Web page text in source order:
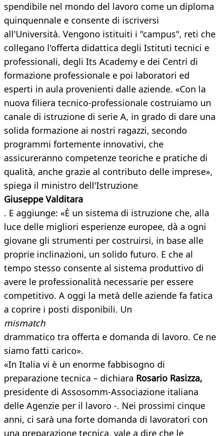
spendibile nel mondo del lavoro come un diploma
quinquennale e consente di iscriversi
all'Università. Vengono istituiti i "campus", reti che
collegano l'offerta didattica degli Istituti tecnici e
professionali, degli Its Academy e dei Centri di
formazione professionale e poi laboratori ed
esperti in aula provenienti dalle aziende. «Con la
nuova filiera tecnico-professionale costruiamo un
canale di istruzione di serie A, in grado di dare una
solida formazione ai nostri ragazzi, secondo
programmi fortemente innovativi, che
assicureranno competenze teoriche e pratiche di
qualità, anche grazie al contributo delle imprese»,
spiega il ministro dell'Istruzione
Giuseppe Valditara
. E aggiunge: «È un sistema di istruzione che, alla
luce delle migliori esperienze europee, dà a ogni
giovane gli strumenti per costruirsi, in base alle
proprie inclinazioni, un solido futuro. E che al
tempo stesso consente al sistema produttivo di
avere le professionalità necessarie per essere
competitivo. A oggi la metà delle aziende fa fatica
a coprire i posti disponibili. Un
mismatch
drammatico tra offerta e domanda di lavoro. Ce ne
siamo fatti carico».
«In Italia vi è un enorme fabbisogno di
preparazione tecnica – dichiara Rosario Rasizza,
presidente di Assosomm-Associazione italiana
delle Agenzie per il lavoro -. Nei prossimi cinque
anni, ci sarà una forte domanda di lavoratori con
una preparazione tecnica, vale a dire che le